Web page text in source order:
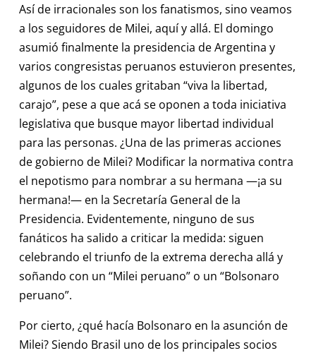
Así de irracionales son los fanatismos, sino veamos
a los seguidores de Milei, aquí y allá. El domingo
asumió finalmente la presidencia de Argentina y
varios congresistas peruanos estuvieron presentes,
algunos de los cuales gritaban “viva la libertad,
carajo”, pese a que acá se oponen a toda iniciativa
legislativa que busque mayor libertad individual
para las personas. ¿Una de las primeras acciones
de gobierno de Milei? Modificar la normativa contra
el nepotismo para nombrar a su hermana —¡a su
hermana!— en la Secretaría General de la
Presidencia. Evidentemente, ninguno de sus
fanáticos ha salido a criticar la medida: siguen
celebrando el triunfo de la extrema derecha allá y
soñando con un “Milei peruano” o un “Bolsonaro
peruano”.
Por cierto, ¿qué hacía Bolsonaro en la asunción de
Milei? Siendo Brasil uno de los principales socios